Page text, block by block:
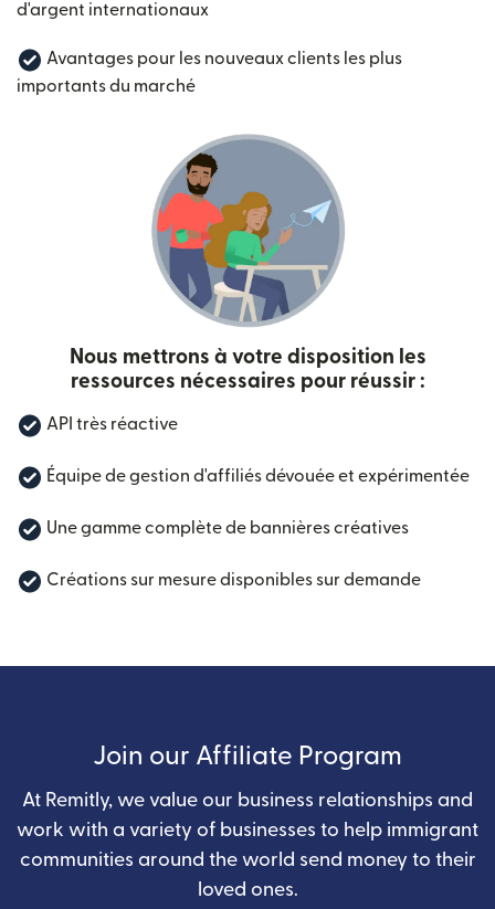
d'argent internationaux
Avantages pour les nouveaux clients les plus
importants du marché
Nous mettrons à votre disposition les
ressources nécessaires pour réussir :
API très réactive
Équipe de gestion d'affiliés dévouée et expérimentée
Une gamme complète de bannières créatives
Créations sur mesure disponibles sur demande
Join our Affiliate Program
At Remitly, we value our business relationships and
work with a variety of businesses to help immigrant
communities around the world send money to their
loved ones.